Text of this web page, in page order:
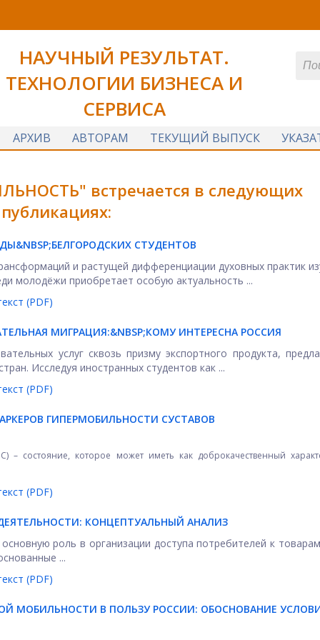
НАУЧНЫЙ РЕЗУЛЬТАТ.
ТЕХНОЛОГИИ БИЗНЕСА И
СЕРВИСА
АРХИВ АВТОРАМ ТЕКУЩИЙ ВЫПУСК
встречается в следующих
публикациях:
БЕЛГОРОДСКИХ СТУДЕНТОВ
и растущей дифференциации духовных практик
молодёжи приобретает особую актуальность ...
(PDF)
МИГРАЦИЯ:&NBSP;КОМУ ИНТЕРЕСНА РОССИЯ
услуг сквозь призму экспортного продукта,
Исследуя иностранных студентов как ...
(PDF)
ГИПЕРМОБИЛЬНОСТИ СУСТАВОВ
– состояние, которое может иметь как доброкачественный
(PDF)
КОНЦЕПТУАЛЬНЫЙ АНАЛИЗ
роль в организации доступа потребителей к
...
(PDF)
МОБИЛЬНОСТИ В ПОЛЬЗУ РОССИИ: ОБОСНОВАНИЕ